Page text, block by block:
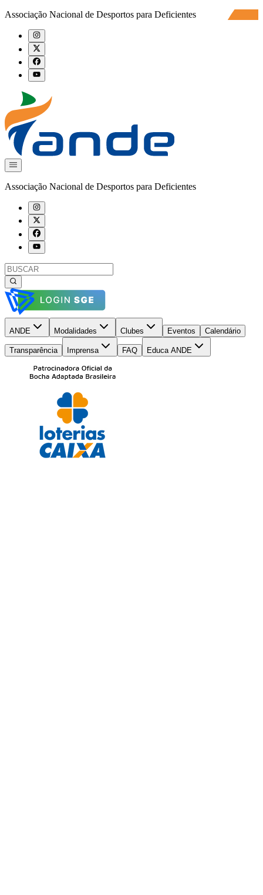
Associação Nacional de Desportos para Deficientes
Associação Nacional de Desportos para Deficientes
ANDE Modalidades Clubes Eventos Calendário
Transparência Imprensa FAQ Educa ANDE